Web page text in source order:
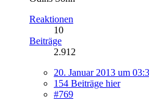
Reaktionen
10
Beiträge
2.912
20. Januar 2013 um
154 Beiträge hier
#769